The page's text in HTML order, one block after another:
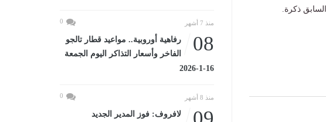
ذكرة.
منذ 7 أشهر 0
08
رفاهية أوروبية.. مواعيد قطار تالجو
الفاخر وأسعار التذاكر اليوم الجمعة
16-1-2026
منذ 8 أشهر 0
لافروف: فوز المدير الجديد